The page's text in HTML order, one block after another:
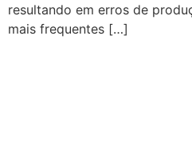
resultando em erros de
mais frequentes […]